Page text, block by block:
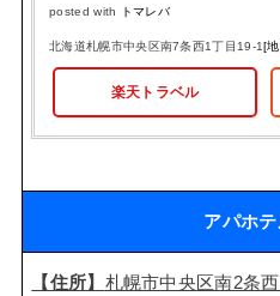
posted with トマレバ
北海道札幌市中央区南7条西1丁目19-1[
楽天トラベル
アパホ
【住所】 札幌市中央区南2条